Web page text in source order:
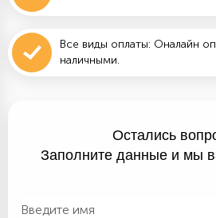
Все виды оплаты: Оналайн
наличными.
Остались
Заполните данные и мы